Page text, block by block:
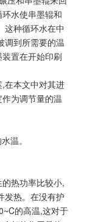
水使串墨辊和
这种循环水在中
调到所需要的温
置在开始印刷
在本文中对其进
为调节量的温
温。
热功率比较小,
发热。在没有护
的高温,这对于